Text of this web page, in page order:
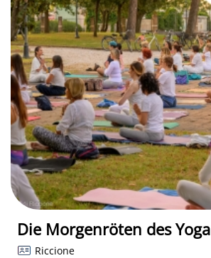
Die Morgenröten des Yoga
Riccione